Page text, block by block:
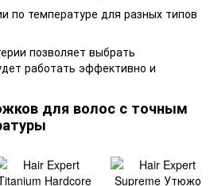
по температуре для разных типов
позволяет выбрать
работать эффективно и
для волос с точным